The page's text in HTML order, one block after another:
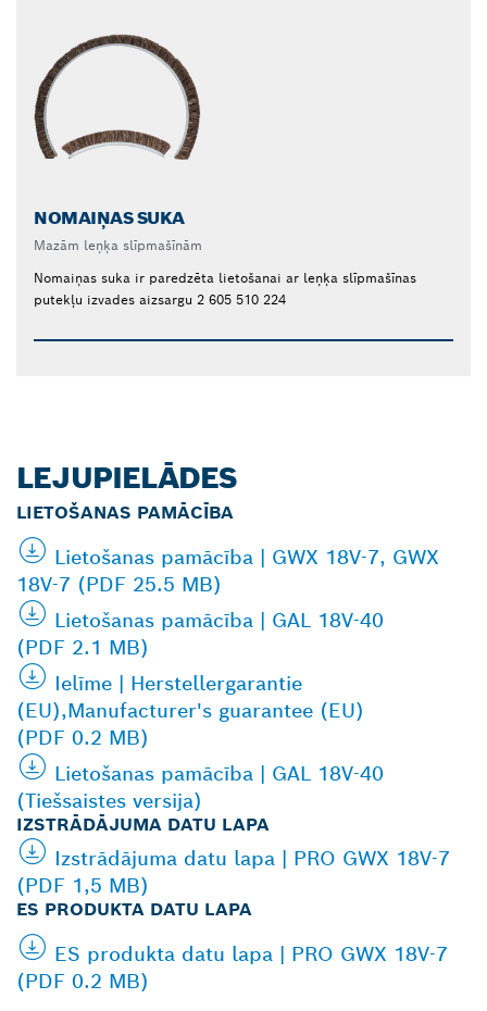
NOMAIŅAS SUKA
Mazām leņķa slīpmašīnām
Nomaiņas suka ir paredzēta lietošanai ar leņķa slīpmašīnas
putekļu izvades aizsargu 2 605 510 224
LEJUPIELĀDES
LIETOŠANAS PAMĀCĪBA
Lietošanas pamācība | GWX 18V-7, GWX
18V-7 (PDF 25.5 MB)
Lietošanas pamācība | GAL 18V-40
(PDF 2.1 MB)
Ielīme | Herstellergarantie
(EU),Manufacturer's guarantee (EU)
(PDF 0.2 MB)
Lietošanas pamācība | GAL 18V-40
(Tiešsaistes versija)
IZSTRĀDĀJUMA DATU LAPA
Izstrādājuma datu lapa | PRO GWX 18V-7
(PDF 1,5 MB)
ES PRODUKTA DATU LAPA
ES produkta datu lapa | PRO GWX 18V-7
(PDF 0.2 MB)